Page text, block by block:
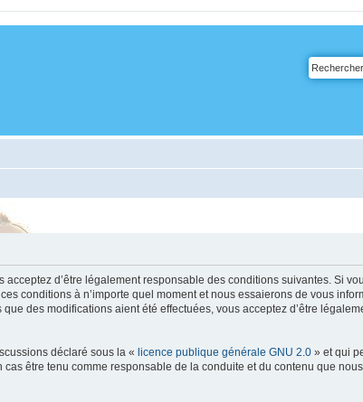
d’être légalement responsable des conditions suivantes. Si
conditions à n’importe quel moment et nous essaierons de vous
des modifications aient été effectuées, vous acceptez d’être
déclaré sous la « licence publique générale GNU 2.0 » et qui
être tenu comme responsable de la conduite et du contenu que